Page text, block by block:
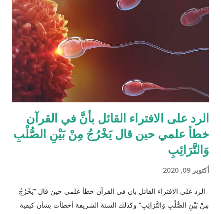
هناك الكثير من الاحتمالات لوجود عدة أنواع من الورثة في نفس الوقت
مثل (أخ، أخت، عّم، جد حفيد وكذا) وبطبيعة الحال ليس من المعقول
افتراض تفصيل آيات القرآن الكريم لكل الحالات التي فيها تراكيب
مختلفة من الوارثين، وإلِّا لصار القرآن مُجَلَّدات من الحسابات
الرد على الافتراء القائل بأنَّ في القرآن
خطأ علمي حين قال يَخْرُجُ مِنْ بَيْنِ الصُّلْبِ
وَالتَّرَائِبِ
أكتوبر 09, 2020
الرد على الافتراء القائل بان في القرآن خطأ علمي حين قال "يَخْرُجُ
مِنْ بَيْنِ الصُّلْبِ وَالتَّرَائِبِ" وكذلك السنة الشريفة أخطأت بشأن كيفية